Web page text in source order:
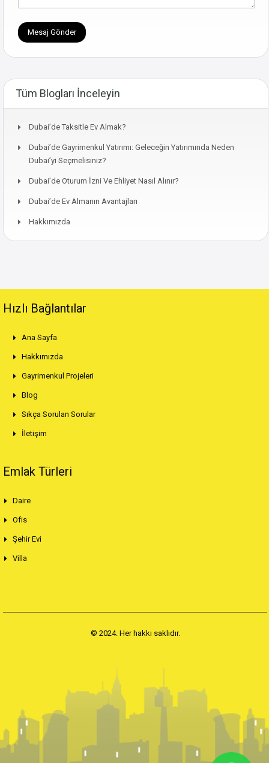
Tüm Blogları İnceleyin
Dubai’de Taksitle Ev Almak?
Dubai’de Gayrimenkul Yatırımı: Geleceğin Yatırımında Neden
Dubai’yi Seçmelisiniz?
Dubai’de Oturum İzni Ve Ehliyet Nasıl Alınır?
Dubai’de Ev Almanın Avantajları
Hakkımızda
Hızlı Bağlantılar
Ana Sayfa
Hakkımızda
Gayrimenkul Projeleri
Blog
Sıkça Sorulan Sorular
İletişim
Emlak Türleri
Daire
Ofis
Şehir Evi
Villa
© 2024. Her hakkı saklıdır.